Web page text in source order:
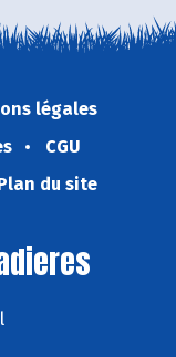
légales
CGU
du site